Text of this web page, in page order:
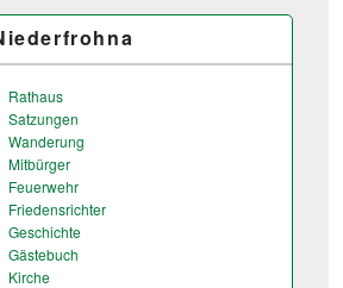
Rathaus
Satzungen
Wanderung
Mitbürger
Feuerwehr
Friedensrichter
Geschichte
Gästebuch
Kirche